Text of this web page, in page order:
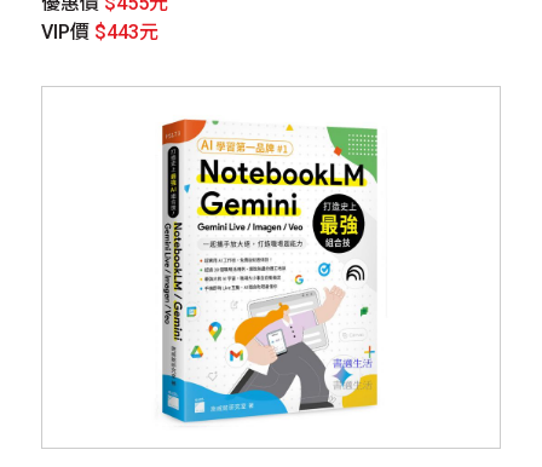
VIP價 $443元